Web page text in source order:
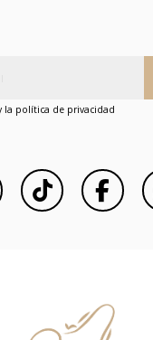
la política de privacidad